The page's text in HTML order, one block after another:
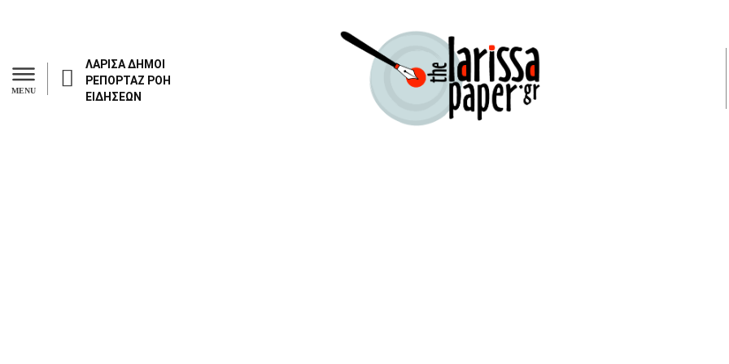
MENU
ΛΑΡΙΣΑ ΔΗΜΟΙ
ΡΕΠΟΡΤΑΖ ΡΟΗ
ΕΙΔΗΣΕΩΝ